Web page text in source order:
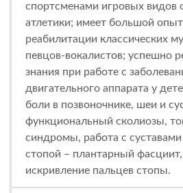
спортсменами игровых видов
атлетики; имеет большой
реабилитации классических
певцов-вокалистов; успешно
знания при работе с
двигательного аппарата у
боли в позвоночнике, шеи и
функциональный сколиозы,
синдромы, работа с
стопой – плантарный
искривление пальцев стопы.